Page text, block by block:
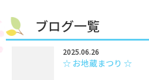
ブログ一覧
2025.06.26
☆ お地蔵まつり ☆